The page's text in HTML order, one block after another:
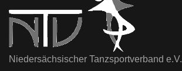
Niedersächsischer Tanzsportverband e.V.